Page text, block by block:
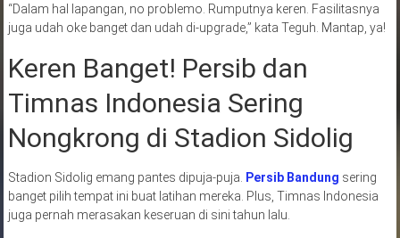
“Dalam hal lapangan, no problemo. Rumputnya keren. Fasilitasnya
juga udah oke banget dan udah di-upgrade,” kata Teguh. Mantap, ya!
Keren Banget! Persib dan
Timnas Indonesia Sering
Nongkrong di Stadion Sidolig
Stadion Sidolig emang pantes dipuja-puja. Persib Bandung sering
banget pilih tempat ini buat latihan mereka. Plus, Timnas Indonesia
juga pernah merasakan keseruan di sini tahun lalu.